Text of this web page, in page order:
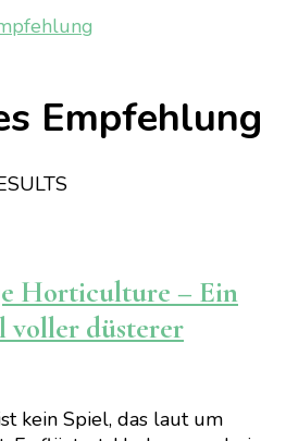
Empfehlung
Horticulture – Ein
voller düsterer
kein Spiel, das laut um